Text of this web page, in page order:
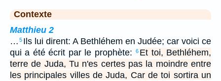
Contexte
Matthieu 2
… 5 Ils lui dirent: A Bethléhem en Judée; car voici ce
qui a été écrit par le prophète:
6 Et toi, Bethléhem,
terre de Juda, Tu n'es certes pas la moindre entre
les principales villes de Juda, Car de toi sortira un